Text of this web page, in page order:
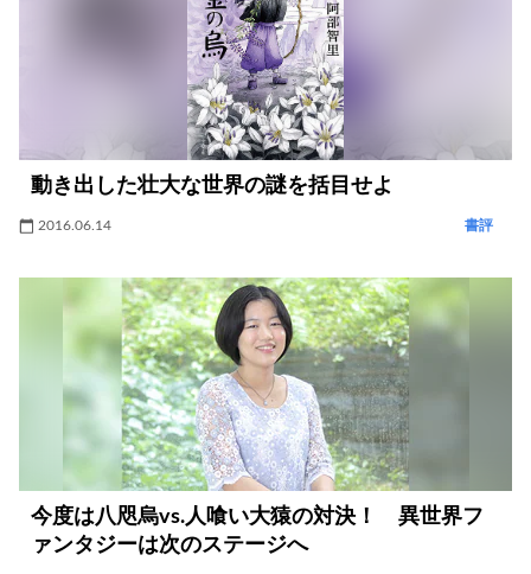
動き出した壮大な世界の謎を括目せよ
2016.06.14 書評
今度は八咫烏vs.人喰い大猿の対決！ 異世界フ
ァンタジーは次のステージへ